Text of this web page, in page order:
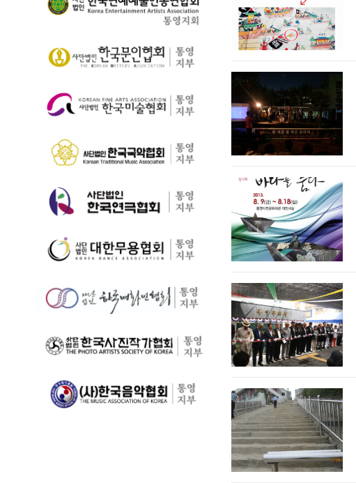
학생들의 우쿨렐레 발
표공연과 명정동 주민
여행 활성화를 도모하
기 위해 추진된다. 통영
의 역사·문화·미식·야간
관광 자원을 연계한 다
운영하고, 통영 …